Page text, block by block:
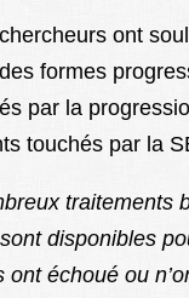
ont
formes
par la
touchés par la
traitements
sont disponibles
ont échoué ou